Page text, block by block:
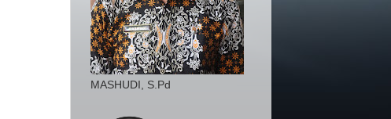
MASHUDI, S.Pd